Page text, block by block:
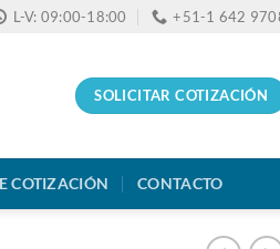
L-V: 09:00-18:00 +51-1 642
SOLICITAR COTIZACIÓN
COTIZACIÓN CONTACTO